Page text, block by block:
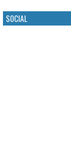
SOCIAL